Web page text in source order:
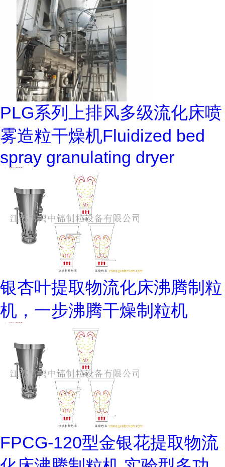
PLG系列上排风多级流化床喷
雾造粒干燥机Fluidized bed
spray granulating dryer
银杏叶提取物流化床沸腾制粒
机，一步沸腾干燥制粒机
FPCG-120型金银花提取物流